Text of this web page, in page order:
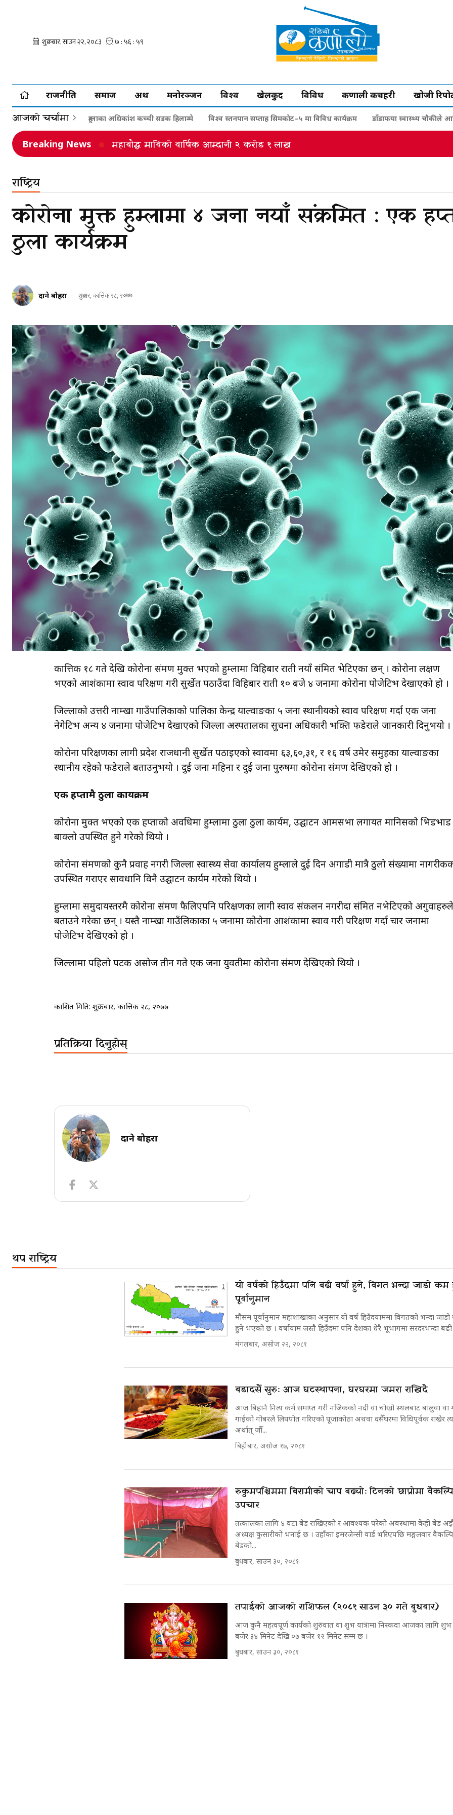
राजनीति समाज अर्थ मनोरञ्जन विश्व खेलकुद विविध कर्णाली कचहरी खोजी
आजको चर्चामा हुम्लाका अधिकांश कच्ची सडक हिलाम्मे विश्व स्तनपान सप्ताह सिमकोट–५ मा विविध कार्यक्रम डाँडाफया स्वास्थ्य चौकीले
Breaking News डाँडाफया स्वास्थ्य चौकीको आर्थिक वर्ष २०८२/०८३ को सार्वजनिक सुनुवाइ सम्पन्न
राष्ट्रिय
कोरोना मुक्त हुम्लामा ४ जना नयाँ संक्रमित : एक
ठुला कार्यक्रम
दाने बोहरा शुक्रबार, कात्तिक २८, २०७७
कात्तिक १८ गते देखि कोरोना संक्रमण मुक्त भएको हुम्लामा विहिबार राती नयाँ संक्रमित भेटिएका छन् । कोरोना लक्षण
भएको आशंकामा स्वाव परिक्षण गरी सुर्खेत पठाउँदा विहिबार राती १० बजे ४ जनामा कोरोना पोजेटिभ देखाएको हो ।
जिल्लाको उत्तरी नाम्खा गाउँपालिकाको पालिका केन्द्र याल्वाङका ५ जना स्थानीयको स्वाव परिक्षण गर्दा एक जना
नेगेटिभ अन्य ४ जनामा पोजेटिभ देखाएको जिल्ला अस्पतालका सुचना अधिकारी भक्ति फडेराले जानकारी दिनुभयो ।
कोरोना परिक्षणका लागी प्रदेश राजधानी सुर्खेत पठाइएको स्वावमा ६३,६०,३१, र १६ वर्ष उमेर समुहका याल्वाङका
स्थानीय रहेको फडेराले बताउनुभयो । दुई जना महिना र दुई जना पुरुषमा कोरोना संक्रमण देखिएको हो ।
एक हप्तामै ठुला कार्यक्रम
कोरोना मुक्त भएको एक हप्ताको अवधिमा हुम्लामा ठुला ठुला कार्यक्रम, उद्घाटन आमसभा लगायत मानिसको भिडभाड
बाक्लो उपस्थित हुने गरेको थियो ।
कोरोना संक्रमणको कुनै प्रवाह नगरी जिल्ला स्वास्थ्य सेवा कार्यालय हुम्लाले दुई दिन अगाडी मात्रै ठुलो संख्यामा
उपस्थित गराएर सावधानि विनै उद्घाटन कार्यक्रम गरेको थियो ।
हुम्लामा समुदायस्तरमै कोरोना संक्रमण फैलिएपनि परिक्षणका लागी स्वाव संकलन नगरीदा संक्रमित नभेटिएको अगुवाहरुले
बताउने गरेका छन् । यस्तै नाम्खा गाउँलिकाका ५ जनामा कोरोना आशंकामा स्वाव गरी परिक्षण गर्दा चार जनामा
पोजेटिभ देखिएको हो ।
जिल्लामा पहिलो पटक असोज तीन गते एक जना युवतीमा कोरोना संक्रमण देखिएको थियो ।
प्रकाशित मिति: शुक्रबार, कात्तिक २८, २०७७
प्रतिक्रिया दिनुहोस्
दाने बोहरा
थप राष्ट्रिय
यो वर्षको हिउँदमा पनि बढी वर्षा हुने, विगत भन्दा जाडो
पूर्वानुमान
मौसम पूर्वानुमान महाशाखाका अनुसार यो वर्ष हिउँदयाममा विगतको भन्दा
हुने भएको छ । वर्षायाम जस्तै हिउँदमा पनि देशका धेरै भूभागमा सरदरभन्दा बढी
मंगलबार, असोज २२, २०८१
बडादसैं सुरुः आज घटस्थापना, घरघरमा जमरा राखिदै
आज बिहानै नित्य कर्म समाप्त गरी नजिकको नदी वा चोखो स्थलबाट बालुवा वा
गाईको गोबरले लिपपोत गरिएको पूजाकोठा अथवा दसैँघरमा विधिपूर्वक राखेर
अर्थात् जौँ...
बिहीबार, असोज १७, २०८१
रुकुमपश्चिममा बिरामीको चाप बढ्योः टिनको छाप्रोमा
उपचार
तत्कालका लागि ४ वटा बेड राखिएको र आवश्यक परेको अवस्थामा केही बेड
अध्यक्ष कुसारीको भनाई छ । उहाँका इमरजेन्सी वार्ड भरिएपछि मङ्गलवार
बेडको...
बुधबार, साउन ३०, २०८१
तपाईको आजको राशिफल (२०८१ साउन ३० गते बुधबार)
आज कुनै महत्वपूर्ण कार्यको शुरुवात वा शुभ यात्रामा निस्कदा आजका लागि
बजेर ३४ मिनेट देखि ०७ बजेर १२ मिनेट सम्म छ ।
बुधबार, साउन ३०, २०८१